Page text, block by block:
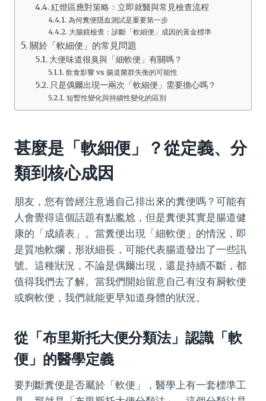
紅燈區應對策略：立即就醫與常見檢查流程
為何糞便隱血測試是重要第一步
大腸鏡檢查：診斷「軟細便」成因的黃金標準
關於「軟細便」的常見問題
大便味道很臭與「細軟便」有關嗎？
飲食影響 vs 腸道菌群失衡的可能性
只是偶爾出現一兩次「軟細便」需要擔心嗎？
短暫性變化與持續性變化的區別
甚麼是「軟細便」？從定義、分
類到核心成因
朋友，您有曾經注意過自己排出來的糞便嗎？可能有
人會覺得這個話題有點尷尬，但是糞便其實是腸道健
康的「成績表」。當糞便出現「細軟便」的情況，即
是質地軟爛，形狀細長，可能代表腸道發出了一些訊
號。這種狀況，不論是偶爾出現，還是持續不斷，都
值得我們去了解。當我們開始留意自己有沒有屙軟便
或痾軟便，我們就能更早知道身體的狀況。
從「布里斯托大便分類法」認識「軟
便」的醫學定義
要判斷糞便是否屬於「軟便」，醫學上有一套標準工